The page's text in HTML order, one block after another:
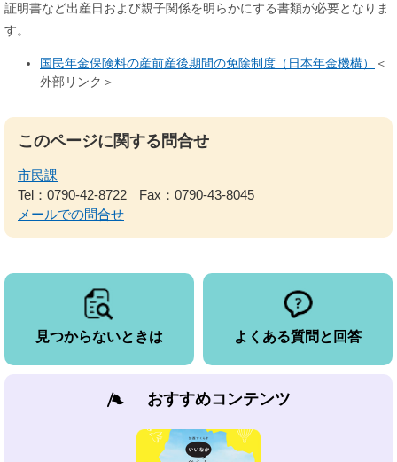
証明書など出産日および親子関係を明らかにする書類が必要となりま
す。
国民年金保険料の産前産後期間の免除制度（日本年金機構）
＜
外部リンク＞
このページに関する問合せ
市民課
Tel：0790-42-8722
Fax：0790-43-8045
メールでの問合せ
見つからないときは よくある質問と回答
おすすめコンテンツ